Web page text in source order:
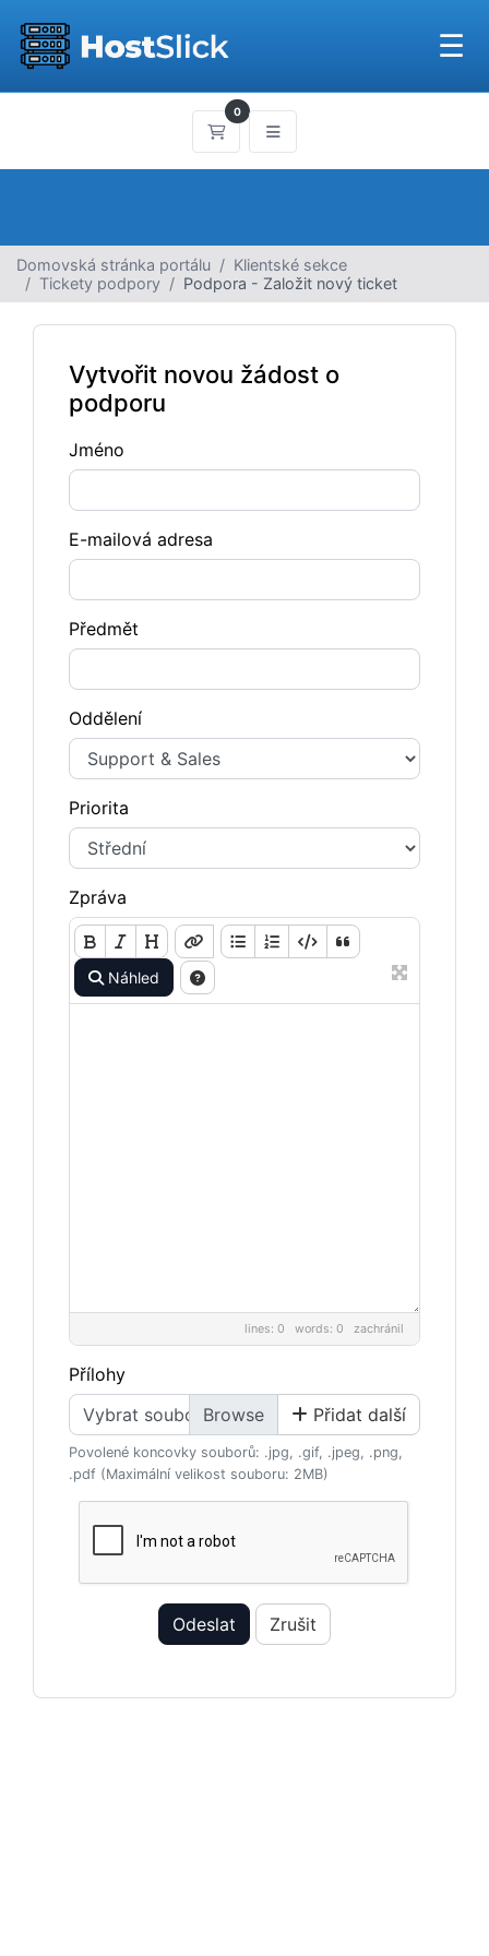
☰
0
Nákupní Košík
Domovská stránka portálu
Klientské sekce
Tickety podpory
Podpora - Založit nový ticket
Vytvořit novou žádost o
podporu
Jméno
E-mailová adresa
Předmět
Oddělení
Priorita
Zpráva
Náhled
lines: 0 words: 0 zachránil
Přílohy
Vybrat soubor
Přidat další
Povolené koncovky souborů: .jpg, .gif, .jpeg, .png,
.pdf (Maximální velikost souboru: 2MB)
Odeslat Zrušit